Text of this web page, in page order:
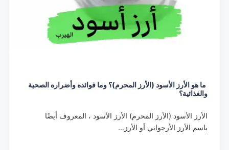
ما هو الأرز الأسود (الأرز المحرم)؟ وما فوائده وأضراره الصحية
والغذائية؟
الأرز الأسود (الأرز المحرم) الأرز الأسود ، المعروف أيضًا
باسم الأرز الأرجواني أو الأرز…